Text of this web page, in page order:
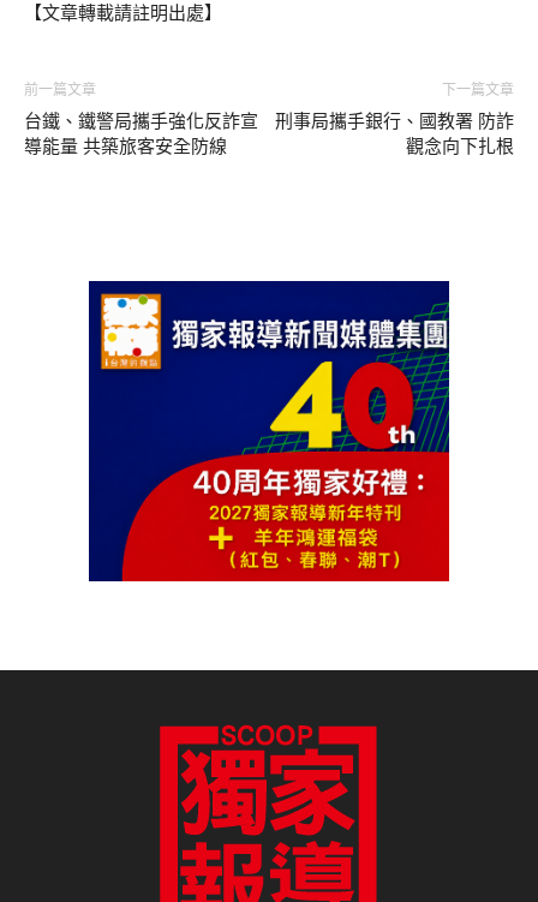
【文章轉載請註明出處】
前一篇文章
台鐵、鐵警局攜手強化反詐宣
導能量 共築旅客安全防線
下一篇文章
刑事局攜手銀行、國教署 防詐
觀念向下扎根